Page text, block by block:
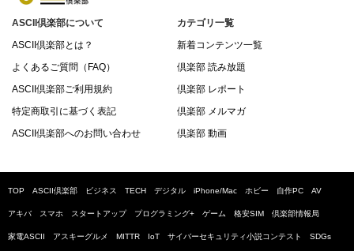
ASCII倶楽部について
ASCII倶楽部とは？
よくあるご質問（FAQ）
ASCII倶楽部ご利用規約
特定商取引に基づく表記
ASCII倶楽部へのお問い合わせ
カテゴリ一覧
新着コンテンツ一覧
倶楽部 読み放題
倶楽部 レポート
倶楽部 メルマガ
倶楽部 動画
TOP ASCII倶楽部 ビジネス TECH デジタル iPhone/Mac ホビー 自作PC AV
アキバ スマホ スタートアップ プログラミング+ ゲーム 格安SIM 倶楽部情報局
家電ASCII アスキーグルメ MITTR IoT サイバーセキュリティ小説コンテスト SDGs